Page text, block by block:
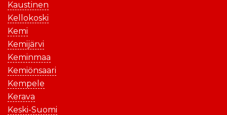
Kaustinen
Kellokoski
Kemi
Kemijärvi
Keminmaa
Kemiönsaari
Kempele
Kerava
Keski-Suomi